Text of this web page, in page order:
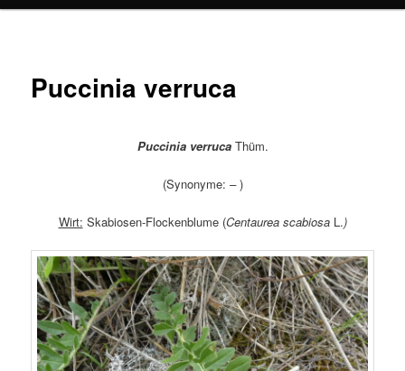
Puccinia verruca
Puccinia verruca Thüm.
(Synonyme: –)
Wirt: Skabiosen-Flockenblume (Centaurea scabiosa L.)